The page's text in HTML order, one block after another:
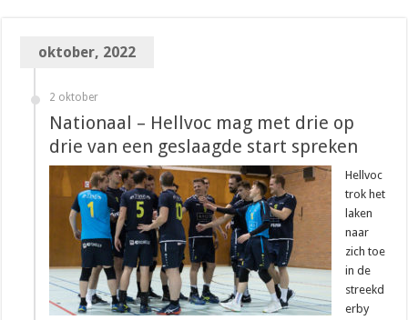
oktober, 2022
2 oktober
Nationaal – Hellvoc mag met drie op
drie van een geslaagde start spreken
Hellvoc
trok het
laken
naar
zich toe
in de
streekd
erby